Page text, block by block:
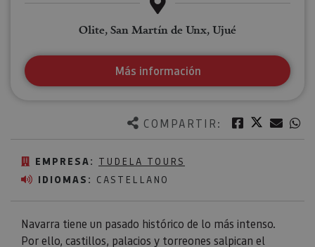
COMPARTIR: Facebook
Twitter
EMPRESA: TUDELA TOURS
IDIOMAS: CASTELLANO
Navarra tiene un pasado histórico de lo más intenso.
Por ello, castillos, palacios y torreones salpican el
Olite, San Martín de Unx, Ujué
Más información